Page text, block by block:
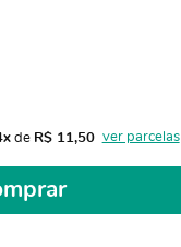
de R$ 11,50 ver parcelas